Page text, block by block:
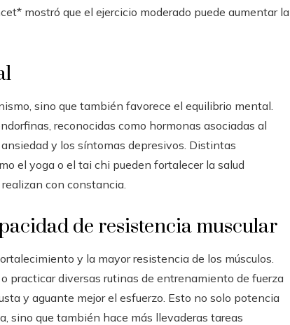
mostró que el ejercicio moderado puede aumentar la
sino que también favorece el equilibrio mental.
reconocidas como hormonas asociadas al
y los síntomas depresivos. Distintas
el yoga o el tai chi pueden fortalecer la salud
con constancia.
de resistencia muscular
y la mayor resistencia de los músculos.
practicar diversas rutinas de entrenamiento de fuerza
y aguante mejor el esfuerzo. Esto no solo potencia
sino que también hace más llevaderas tareas